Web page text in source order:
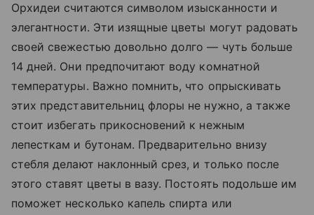
Орхидеи считаются символом изысканности и
элегантности. Эти изящные цветы могут радовать
своей свежестью довольно долго — чуть больше
14 дней. Они предпочитают воду комнатной
температуры. Важно помнить, что опрыскивать
этих представительниц флоры не нужно, а также
стоит избегать прикосновений к нежным
лепесткам и бутонам. Предварительно внизу
стебля делают наклонный срез, и только после
этого ставят цветы в вазу. Постоять подольше им
поможет несколько капель спирта или